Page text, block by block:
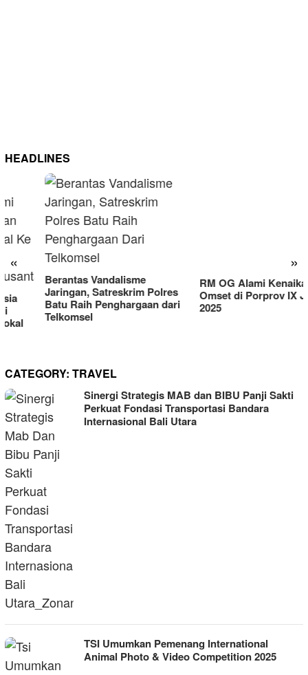
HEADLINES
« »
Berantas Vandalisme
Jaringan, Satreskrim Polres
Batu Raih Penghargaan dari
Telkomsel
CATEGORY: TRAVEL
Sinergi Strategis MAB dan BIBU Panji Sakti
Perkuat Fondasi Transportasi Bandara
Internasional Bali Utara
TSI Umumkan Pemenang International
Animal Photo & Video Competition 2025